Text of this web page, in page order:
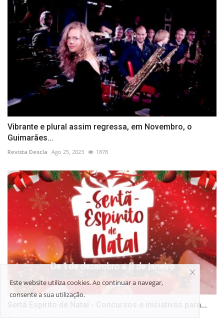
Vibrante e plural assim regressa, em Novembro, o
Guimarães...
Revista Descla Ago 25, 2023 1878
Sertã Espírito de Natal - Concursos e iniciativas para...
Este website utiliza cookies. Ao continuar a navegar,
consente a sua utilização.